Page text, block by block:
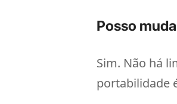
Posso
Sim. Não há
portabilidade